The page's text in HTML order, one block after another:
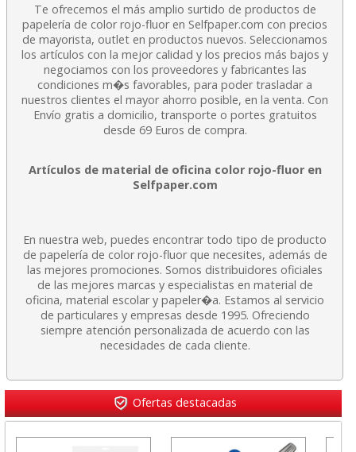
Te ofrecemos el más amplio surtido de productos de
papelería de color rojo-fluor en Selfpaper.com con precios
de mayorista, outlet en productos nuevos. Seleccionamos
los artículos con la mejor calidad y los precios más bajos y
negociamos con los proveedores y fabricantes las
condiciones m�s favorables, para poder trasladar a
nuestros clientes el mayor ahorro posible, en la venta. Con
Envío gratis a domicilio, transporte o portes gratuitos
desde 69 Euros de compra.
Artículos de material de oficina color rojo-fluor en
Selfpaper.com
En nuestra web, puedes encontrar todo tipo de producto
de papelería de color rojo-fluor que necesites, además de
las mejores promociones. Somos distribuidores oficiales
de las mejores marcas y especialistas en material de
oficina, material escolar y papeler�a. Estamos al servicio
de particulares y empresas desde 1995. Ofreciendo
siempre atención personalizada de acuerdo con las
necesidades de cada cliente.
Ofertas destacadas